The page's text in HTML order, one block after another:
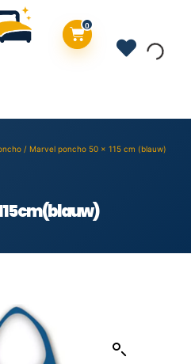
0
/ Marvel poncho 50 x 115 cm (blauw)
cm (blauw)